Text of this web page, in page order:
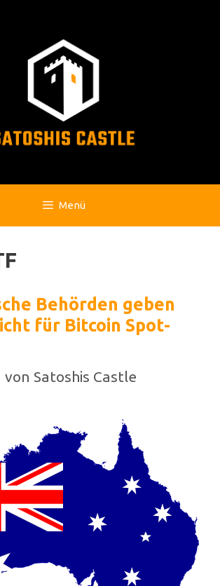
Menü
Behörden geben
für Bitcoin Spot-
von Satoshis Castle